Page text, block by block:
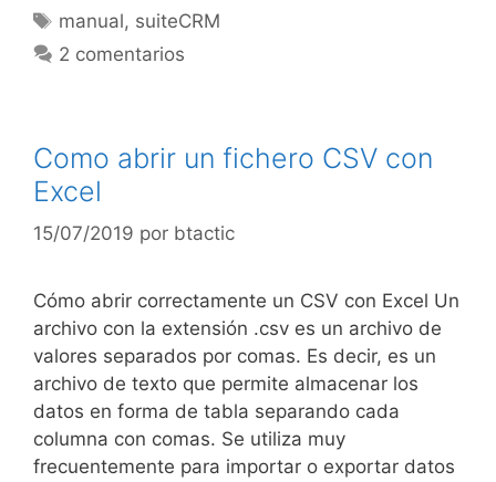
manual, suiteCRM
2 comentarios
Como abrir un fichero CSV con
Excel
15/07/2019 por btactic
Cómo abrir correctamente un CSV con Excel Un
archivo con la extensión .csv es un archivo de
valores separados por comas. Es decir, es un
archivo de texto que permite almacenar los
datos en forma de tabla separando cada
columna con comas. Se utiliza muy
frecuentemente para importar o exportar datos